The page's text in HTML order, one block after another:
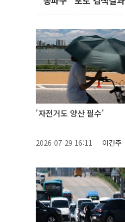
'자전거도 양산 필수'
2026-07-29 16:11 이건주